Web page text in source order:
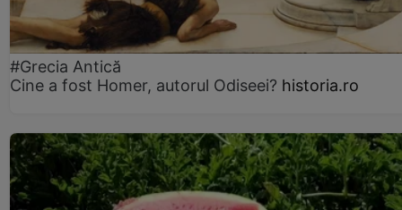
#Grecia Antică
Cine a fost Homer, autorul Odiseei? historia.ro